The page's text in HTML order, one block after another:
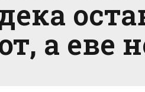
а еве